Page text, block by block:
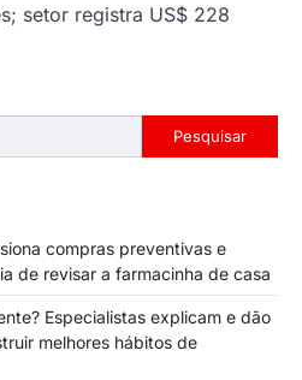
setor registra US$ 228
Pesquisar
compras preventivas e
de revisar a farmacinha de casa
Especialistas explicam e dão
melhores hábitos de